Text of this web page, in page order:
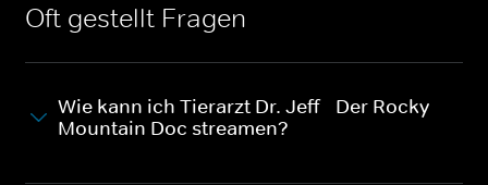
Oft gestellt Fragen
Wie kann ich Tierarzt Dr. Jeff - Der Rocky
Mountain Doc streamen?